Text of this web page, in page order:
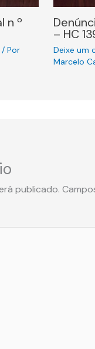
n º
/ Por
– HC
Deixe um
Marcelo
publicado.